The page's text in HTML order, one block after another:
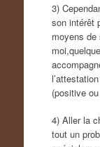
3)
son intérêt
moyens
(positive
4) Aller la
tout un